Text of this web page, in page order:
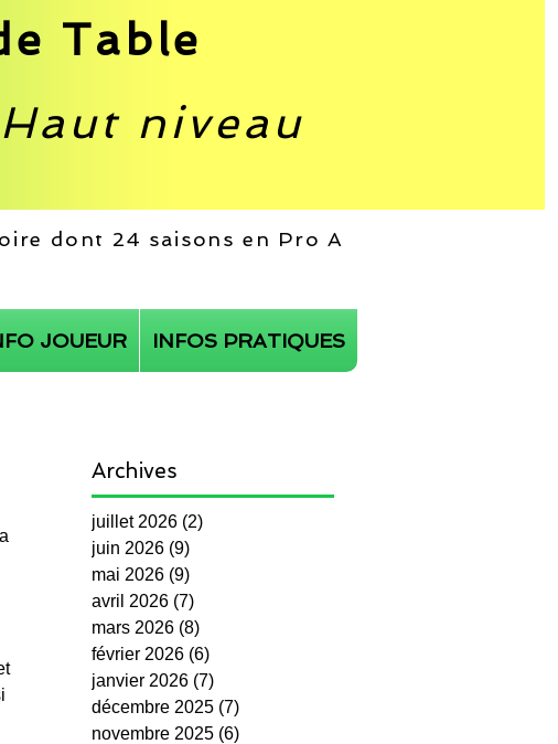
Table
niveau
dont 24 saisons en Pro A
JOUEUR INFOS PRATIQUES
Archives
juillet 2026 (2)
juin 2026 (9)
mai 2026 (9)
avril 2026 (7)
mars 2026 (8)
février 2026 (6)
janvier 2026 (7)
décembre 2025 (7)
novembre 2025 (6)